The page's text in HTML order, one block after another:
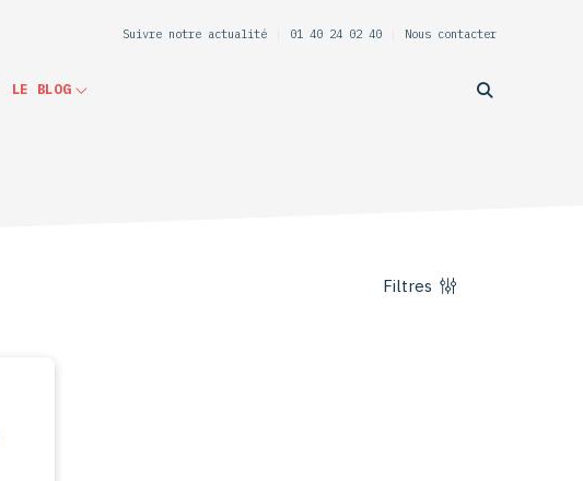
Suivre notre actualité 01 40 24 02 40 Nous contacter
LE BLOG
Filtres